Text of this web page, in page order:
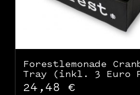
Forestlemonade
Tray (inkl. 3 Euro
24,48 €